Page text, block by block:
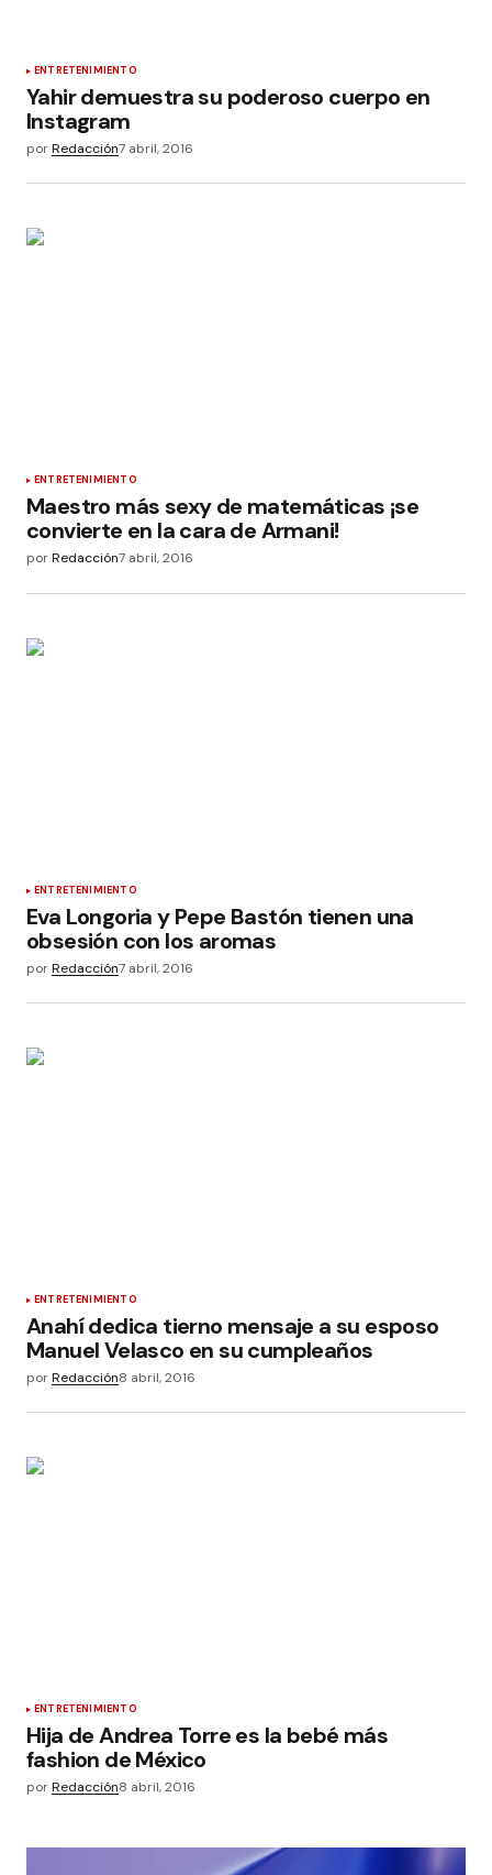
ENTRETENIMIENTO
Yahir demuestra su poderoso cuerpo en
Instagram
porRedacción7 abril, 2016
ENTRETENIMIENTO
Maestro más sexy de matemáticas ¡se
convierte en la cara de Armani!
porRedacción7 abril, 2016
ENTRETENIMIENTO
Eva Longoria y Pepe Bastón tienen una
obsesión con los aromas
porRedacción7 abril, 2016
ENTRETENIMIENTO
Anahí dedica tierno mensaje a su esposo
Manuel Velasco en su cumpleaños
porRedacción8 abril, 2016
ENTRETENIMIENTO
Hija de Andrea Torre es la bebé más
fashion de México
porRedacción8 abril, 2016